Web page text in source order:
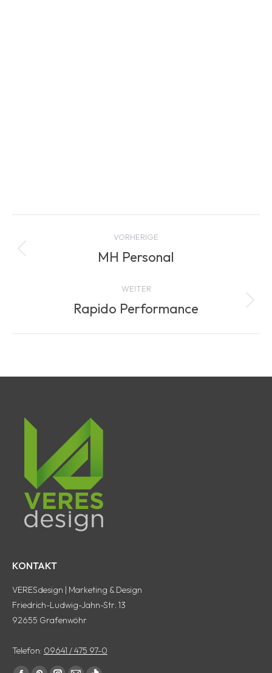
navigation
VORHERIGE
Previous
MH Personal
WEITER
Next
Rapido Performance
KONTAKT
VERESdesign | Marketing & Design
Friedrich-Ludwig-Jahn-Str. 13
92655 Grafenwöhr
Telefon: 09641 / 475 97-0